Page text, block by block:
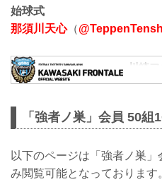
始球式
那須川天心（
川崎
場の情
タッフ
け！
「強者ノ巣」会員 50
以下のページは「強者ノ巣
み閲覧可能となっておりま